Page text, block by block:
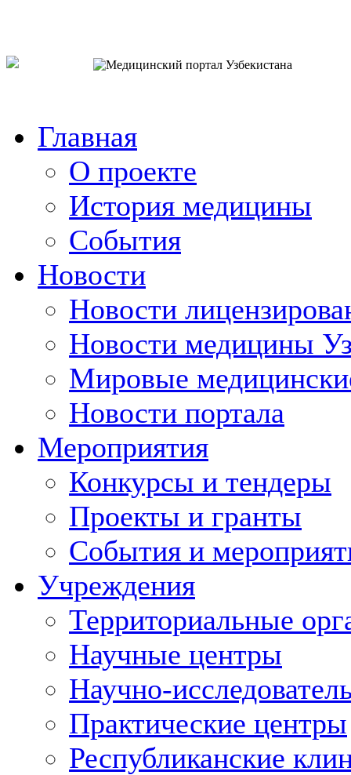
Главная
О проекте
История медицины
События
Новости
Новости
Новости медицины
Мировые
Новости портала
Мероприятия
Конкурсы и тендеры
Проекты и гранты
События и
Учреждения
Территориальные
Научные центры
Научно-
Практические центры
Республиканские